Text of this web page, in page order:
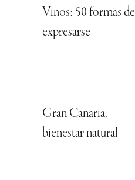
Vinos: 50 formas de
expresarse
Gran Canaria,
bienestar natural